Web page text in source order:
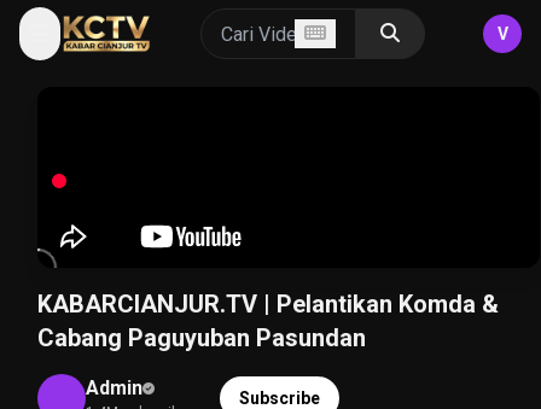
V
KABARCIANJUR.TV | Pelantikan Komda &
Cabang Paguyuban Pasundan
Admin Subscribe